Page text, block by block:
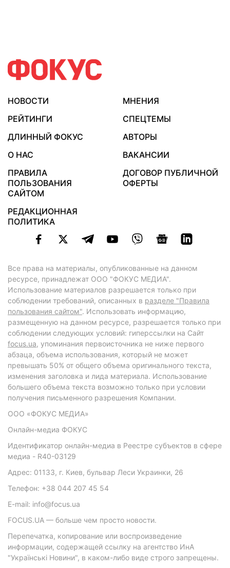
НОВОСТИ
МНЕНИЯ
РЕЙТИНГИ
СПЕЦТЕМЫ
ДЛИННЫЙ ФОКУС
АВТОРЫ
О НАС
ВАКАНСИИ
ПРАВИЛА
ПОЛЬЗОВАНИЯ
САЙТОМ
ДОГОВОР ПУБЛИЧНОЙ
ОФЕРТЫ
РЕДАКЦИОННАЯ
ПОЛИТИКА
Все права на материалы, опубликованные на данном
ресурсе, принадлежат ООО "ФОКУС МЕДИА".
Использование материалов разрешается только при
соблюдении требований, описанных в разделе "Правила
пользования сайтом". Использовать информацию,
размещенную на данном ресурсе, разрешается только при
соблюдении следующих условий: гиперссылки на Сайт
focus.ua, упоминания первоисточника не ниже первого
абзаца, объема использования, который не может
превышать 50% от общего объема оригинального текста,
изменения заголовка и лида материала. Использование
большего объема текста возможно только при условии
получения письменного разрешения Компании.
ООО «ФОКУС МЕДИА»
Онлайн-медиа ФОКУС
Идентификатор онлайн-медиа в Реестре субъектов в сфере
медиа - R40-03129
Адрес: 01133, г. Киев, бульвар Леси Украинки, 26
Телефон: +38 044 207 45 54
E-mail: info@focus.ua
FOCUS.UA — больше чем просто новости.
Перепечатка, копирование или воспроизведение
информации, содержащей ссылку на агентство ИнА
"Українські Новини", в каком-либо виде строго запрещены.